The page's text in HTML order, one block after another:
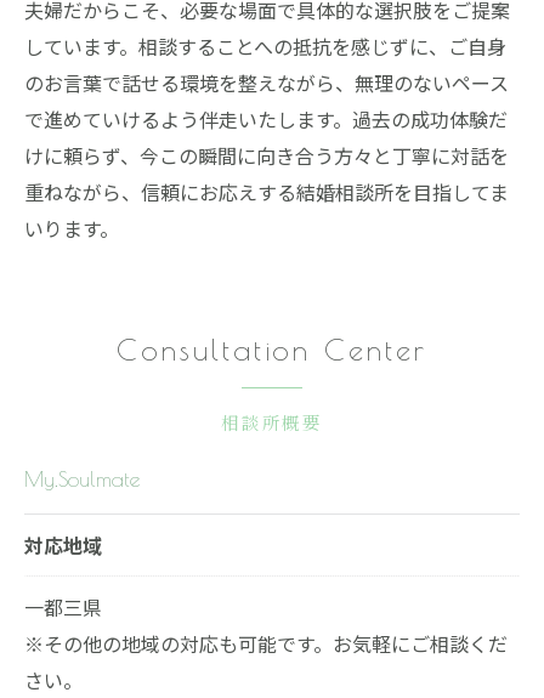
夫婦だからこそ、必要な場面で具体的な選択肢をご提案
しています。相談することへの抵抗を感じずに、ご自身
のお言葉で話せる環境を整えながら、無理のないペース
で進めていけるよう伴走いたします。過去の成功体験だ
けに頼らず、今この瞬間に向き合う方々と丁寧に対話を
重ねながら、信頼にお応えする結婚相談所を目指してま
いります。
相談所概要
Consultation Center
My.Soulmate
対応地域
一都三県
※その他の地域の対応も可能です。お気軽にご相談くだ
さい。